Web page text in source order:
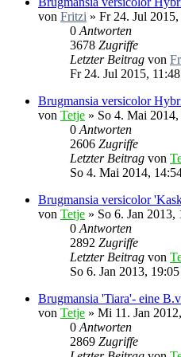
von Fritzi » Fr 24. Jul 2015,
0 Antworten
3678 Zugriffe
Letzter Beitrag von
Fr 24. Jul 2015, 11:48
Brugmansia versicolor
von Tetje » So 4. Mai
0 Antworten
2606 Zugriffe
Letzter Beitrag von
So 4. Mai 2014,
Brugmansia versicolor
von Tetje » So 6. Jan 2013,
0 Antworten
2892 Zugriffe
Letzter Beitrag von
So 6. Jan 2013, 19:05
Brugmansia 'Tiara'- eine
von Tetje » Mi 11. Jan
0 Antworten
2869 Zugriffe